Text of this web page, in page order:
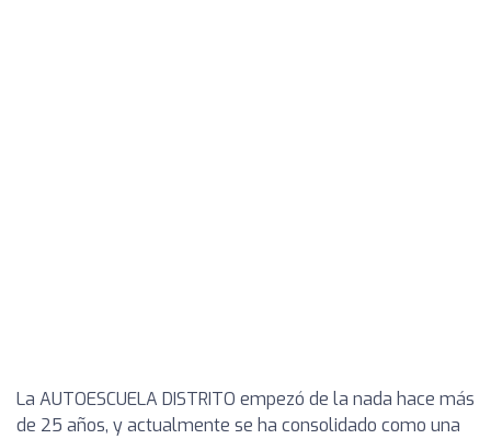
La AUTOESCUELA DISTRITO empezó de la nada hace más
de 25 años, y actualmente se ha consolidado como una